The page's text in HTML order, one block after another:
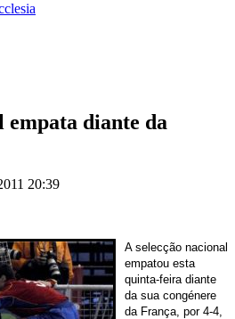
empata diante da
20:39
A selecção nacional
empatou esta
quinta-feira diante
da sua congénere
da França, por 4-4,